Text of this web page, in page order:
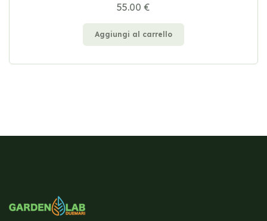
55.00 €
Aggiungi al carrello